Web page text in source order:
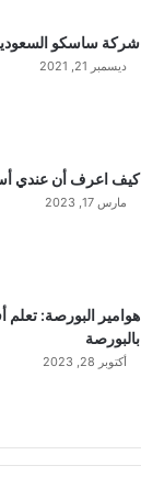
شركة ساسكو
ديسمبر 21, 2021
كيف اعرف أن عندي
مارس 17, 2023
هوامير البورصة: تعلم
بالبورصة
أكتوبر 28, 2023